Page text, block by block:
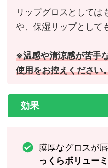
リップグロスとしては
や、保湿リップとして
※温感や清涼感が苦手
使用をお控えください
効果
膜厚なグロスが
っくらボリュー